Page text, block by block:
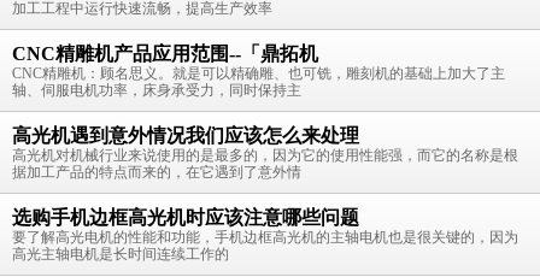
加工工程中运行快速流畅，提高生产效率
CNC精雕机产品应用范围--「鼎拓机
CNC精雕机：顾名思义。就是可以精确雕、也可铣，雕刻机的基础上加大了主
轴、伺服电机功率，床身承受力，同时保持主
高光机遇到意外情况我们应该怎么来处理
高光机对机械行业来说使用的是最多的，因为它的使用性能强，而它的名称是根
据加工产品的特点而来的，在它遇到了意外情
选购手机边框高光机时应该注意哪些问题
要了解高光电机的性能和功能，手机边框高光机的主轴电机也是很关键的，因为
高光主轴电机是长时间连续工作的